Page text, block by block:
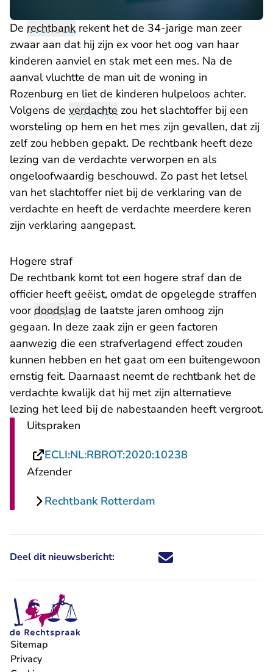
De rechtbank rekent het de 34-jarige man zeer
zwaar aan dat hij zijn ex voor het oog van haar
kinderen aanviel en stak met een mes. Na de
aanval vluchtte de man uit de woning in
Rozenburg en liet de kinderen hulpeloos achter.
Volgens de verdachte zou het slachtoffer bij een
worsteling op hem en het mes zijn gevallen, dat zij
zelf zou hebben gepakt. De rechtbank heeft deze
lezing van de verdachte verworpen en als
ongeloofwaardig beschouwd. Zo past het letsel
van het slachtoffer niet bij de verklaring van de
verdachte en heeft de verdachte meerdere keren
zijn verklaring aangepast.
Hogere straf
De rechtbank komt tot een hogere straf dan de
officier heeft geëist, omdat de opgelegde straffen
voordoodslag de laatste jaren omhoog zijn
gegaan. In deze zaak zijn er geen factoren
aanwezig die een strafverlagend effect zouden
kunnen hebben en het gaat om een buitengewoon
ernstig feit. Daarnaast neemt de rechtbank het de
verdachte kwalijk dat hij met zijn alternatieve
lezing het leed bij de nabestaanden heeft vergroot.
Uitspraken
ECLI:NL:RBROT:2020:10238
Afzender
Rechtbank Rotterdam
Deel dit nieuwsbericht: Deel dit nieuwsbericht via X -
Deel dit nieuwsbericht via
Deel dit nieuwsbericht
Deel dit
Sitemap
Privacy